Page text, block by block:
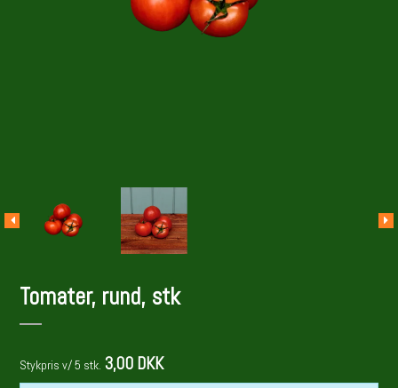
Tomater, rund, stk
Stykpris v/ 5 stk. 3,00 DKK